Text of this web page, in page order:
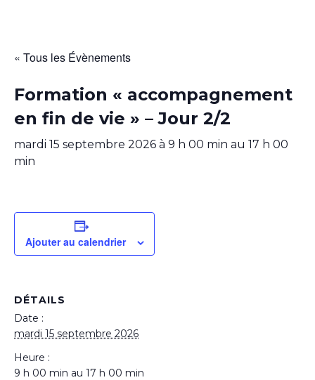
« Tous les Évènements
Formation « accompagnement
en fin de vie » – Jour 2/2
mardi 15 septembre 2026 à 9 h 00 min au 17 h 00
min
Ajouter au calendrier
DÉTAILS
Date :
mardi 15 septembre 2026
Heure :
9 h 00 min au 17 h 00 min